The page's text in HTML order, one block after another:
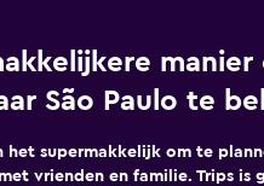
manier
São Paulo te
het supermakkelijk om te
vrienden en familie. Trips is